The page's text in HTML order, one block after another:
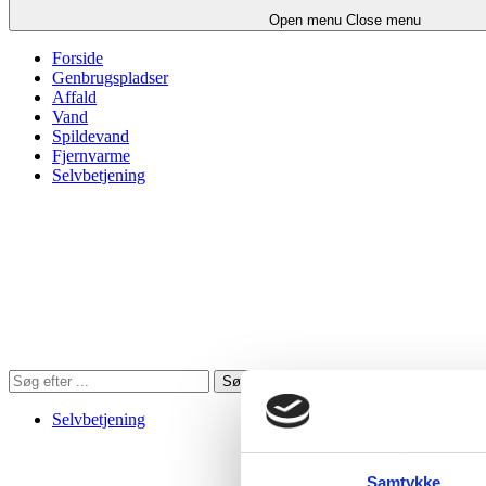
Open menu Close menu
Forside
Genbrugspladser
Affald
Vand
Spildevand
Fjernvarme
Selvbetjening
Søg
på
hjemmesiden
Søg
Selvbetjening